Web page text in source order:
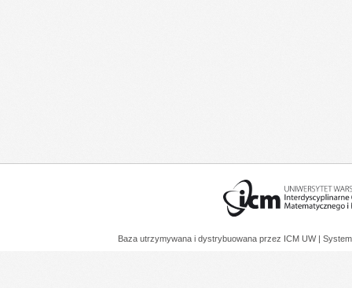
Baza utrzymywana i dystrybuowana przez ICM UW |